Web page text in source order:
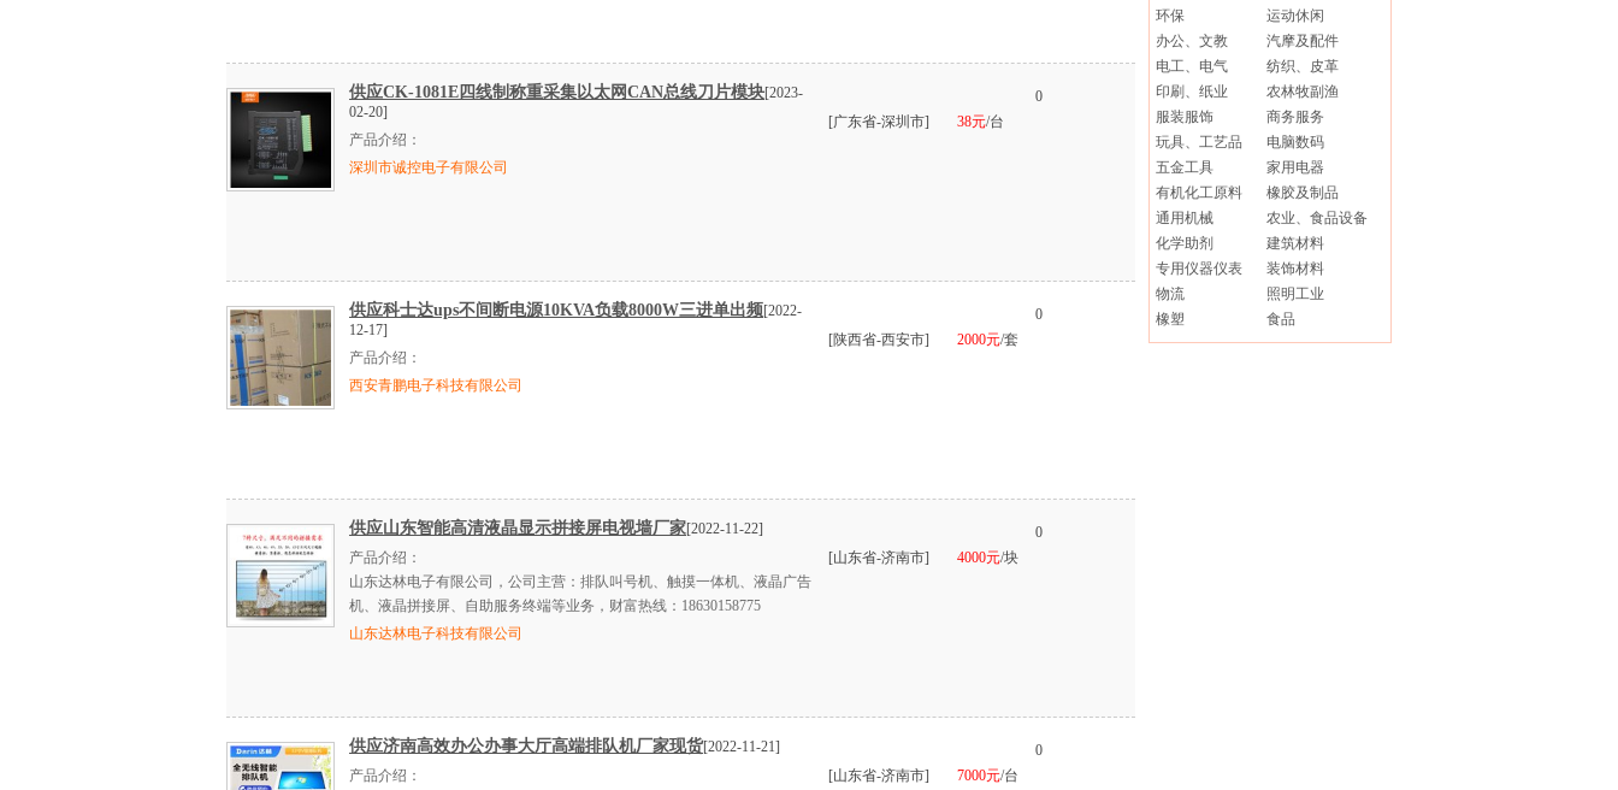
供应CK-1081E四线制称重采集以太网CAN总线刀片模块[2023-
02-20]
产品介绍：
深圳市诚控电子有限公司
[广东省-深圳市] 38元/台
0
供应科士达ups不间断电源10KVA负载8000W三进单出频 [2022-
12-17]
产品介绍：
西安青鹏电子科技有限公司
[陕西省-西安市] 2000元/套
0
供应山东智能高清液晶显示拼接屏电视墙厂家[2022-11-22]
产品介绍：
山东达林电子有限公司，公司主营：排队叫号机、触摸一体机、液晶广告
机、液晶拼接屏、自助服务终端等业务，财富热线：18630158775
山东达林电子科技有限公司
[山东省-济南市] 4000元/块
0
供应济南高效办公办事大厅高端排队机厂家现货[2022-11-21]
产品介绍：
[山东省-济南市] 7000元/台
0
环保
运动休闲
办公、文教
汽摩及配件
电工、电气
纺织、皮革
印刷、纸业
农林牧副渔
服装服饰
商务服务
玩具、工艺品
电脑数码
五金工具
家用电器
有机化工原料
橡胶及制品
通用机械
农业、食品设备
化学助剂
建筑材料
专用仪器仪表
装饰材料
物流
照明工业
橡塑
食品